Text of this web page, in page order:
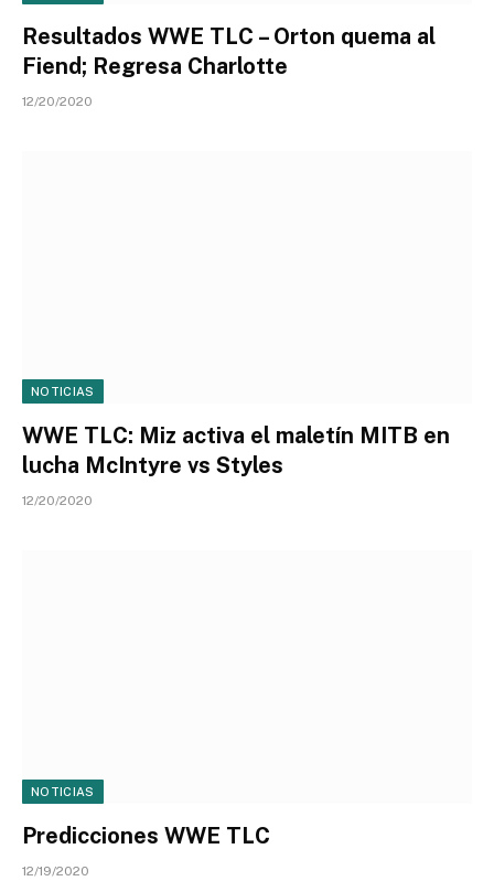
Resultados WWE TLC – Orton quema al
Fiend; Regresa Charlotte
12/20/2020
NOTICIAS
WWE TLC: Miz activa el maletín MITB en
lucha McIntyre vs Styles
12/20/2020
NOTICIAS
Predicciones WWE TLC
12/19/2020